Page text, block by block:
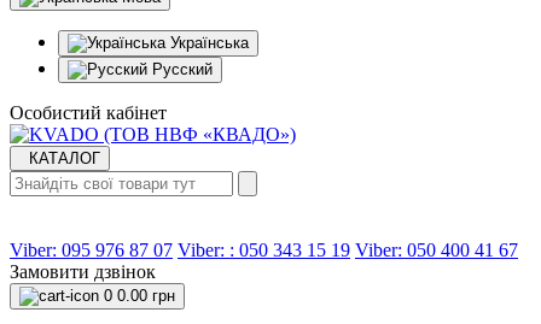
Українська
Русский
Особистий кабінет
КАТАЛОГ
Viber: 095 976 87 07 Viber: : 050 343 15 19‬ Viber: 050 400 41 67
Замовити дзвінок
0 0.00 грн